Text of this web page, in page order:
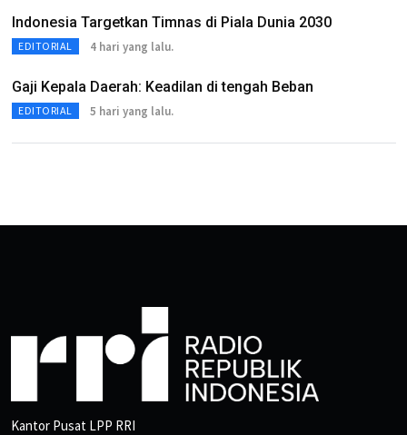
Indonesia Targetkan Timnas di Piala Dunia 2030
EDITORIAL 4 hari yang lalu.
Gaji Kepala Daerah: Keadilan di tengah Beban
EDITORIAL 5 hari yang lalu.
Kantor Pusat LPP RRI